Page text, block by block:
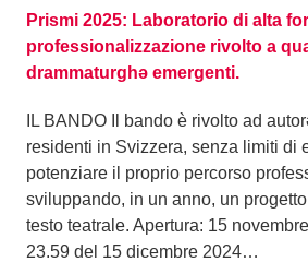
Prismi 2025: Laboratorio di alta
professionalizzazione rivolto a
drammaturghə emergenti.
IL BANDO Il bando è rivolto ad
residenti in Svizzera, senza limiti di
potenziare il proprio percorso
sviluppando, in un anno, un
testo teatrale. Apertura: 15
23.59 del 15 dicembre 2024…